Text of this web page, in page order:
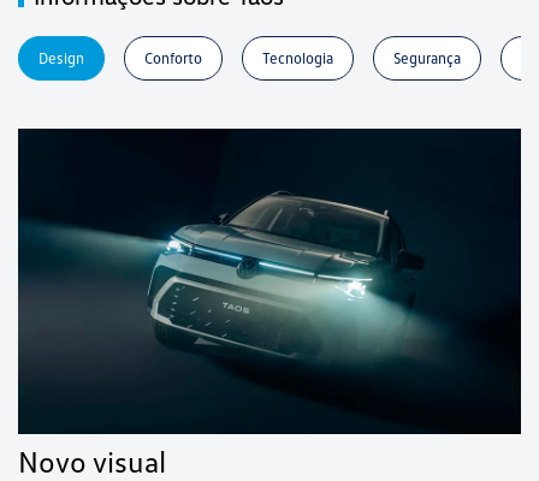
Design Conforto Tecnologia Segurança
Novo visual